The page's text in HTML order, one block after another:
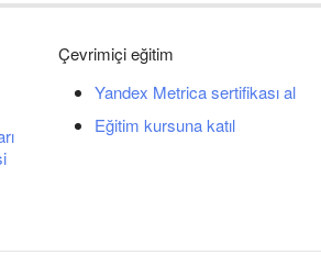
Çevrimiçi eğitim
Yandex Metrica sertifikası al
Eğitim kursuna katıl